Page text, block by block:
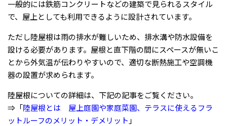
一般的には鉄筋コンクリートなどの建築で見られるスタイル
で、屋上としても利用できるように設計されています。
ただし陸屋根は雨の排水が難しいため、排水溝や防水設備を
設ける必要があります。屋根と直下階の間にスペースが無いこ
とから外気温が伝わりやすいので、適切な断熱施工や空調機
器の設置が求められます。
陸屋根についての詳細は、下記の記事をご覧ください。
⇒「 陸屋根とは 屋上庭園や家庭菜園、テラスに使えるフラ
ットルーフのメリット・デメリット 」